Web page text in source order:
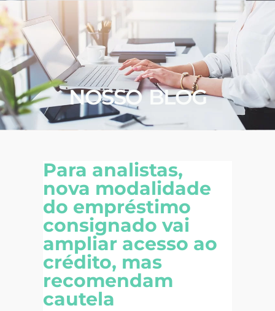
NOSSO BLOG
Para analistas,
nova modalidade
do empréstimo
consignado vai
ampliar acesso ao
crédito, mas
recomendam
cautela